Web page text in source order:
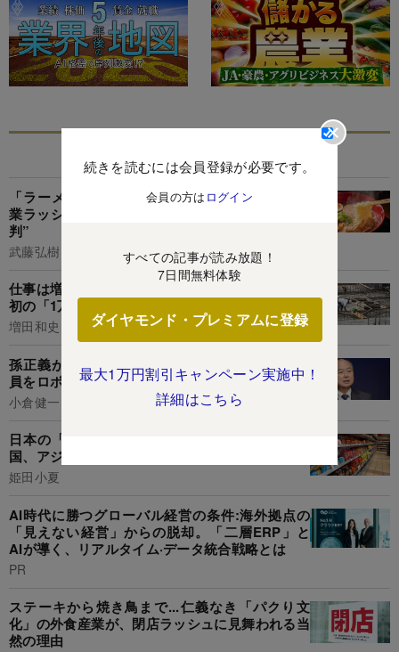
続きを読むには会員登録が必要です。
会員の方は ログイン
すべての記事が読み放題！
7日間無料体験
ダイヤモンド・プレミアムに登録
最大1万円割引キャンペーン実施中！
詳細はこちら
「ラーメン1杯1000円超え」はありか?大衆店廃
業ラッシュの中、値上げに向き合う消費者の“審
判”
武藤弘樹
仕事は増えているのに...建設業の休廃業・解散が
初の「1万件超え」に達した根本原因とは?
増田和史
孫正義が「顔も見たくない」と激怒した20代社
員をロボット事業責任者に抜擢したワケ
小倉健一
日本の「ラーメン・即席麺」が世界的ブーム!中
国、アジア各国も参戦“全麺対決”がアツい
姫田小夏
AI時代に勝つグローバル経営の条件:海外拠点の
「見えない経営」からの脱却。「二層ERP」と
AIが導く、リアルタイム·データ統合戦略とは
PR
ステーキから焼き鳥まで...仁義なき「パクり文
化」の外食産業が、閉店ラッシュに見舞われる当
然の理由